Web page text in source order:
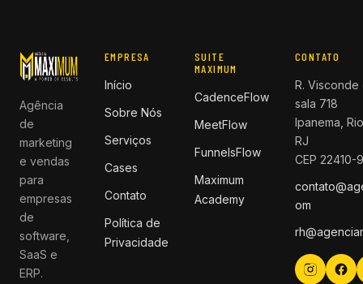
Agência
de
marketing
e vendas
para
empresas
de
software,
SaaS e
ERP.
EMPRESA
Início
Sobre Nós
Serviços
Cases
Contato
Política de
Privacidade
SUITE
MAXIMUM
CadenceFlow
MeetFlow
FunnelsFlow
Maximum
Academy
CONTATO
R.
sala 718
Ipanema,
RJ
CEP 22410-
om